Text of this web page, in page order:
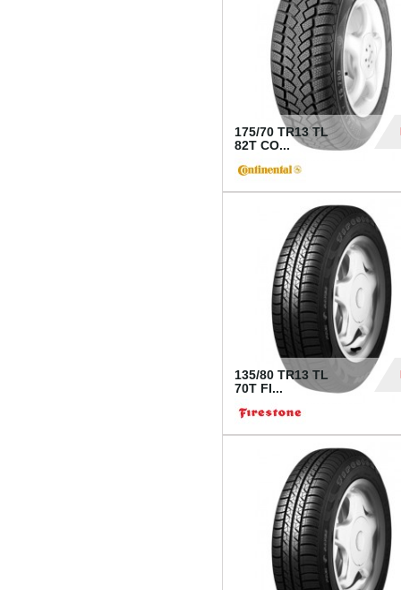
175/70 TR13 TL
82T CO...
135/80 TR13 TL
70T FI...